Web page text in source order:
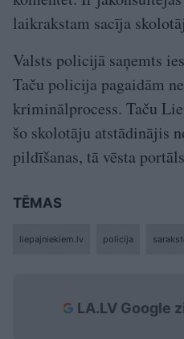
laikrakstam sacīja
Valsts policijā saņemts
Taču policija pagaidām
kriminālprocess. Taču
šo skolotāju atstādinājis
pildīšanas, tā vēsta
TĒMAS
liepajniekiem.lv policija
LA.LV Google